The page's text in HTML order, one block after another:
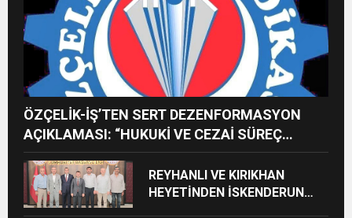
ÖZÇELİK-İŞ’TEN SERT DEZENFORMASYON
AÇIKLAMASI: “HUKUKİ VE CEZAİ SÜREÇ
BAŞLATILDI”
REYHANLI VE KIRIKHAN
HEYETİNDEN İSKENDERUN